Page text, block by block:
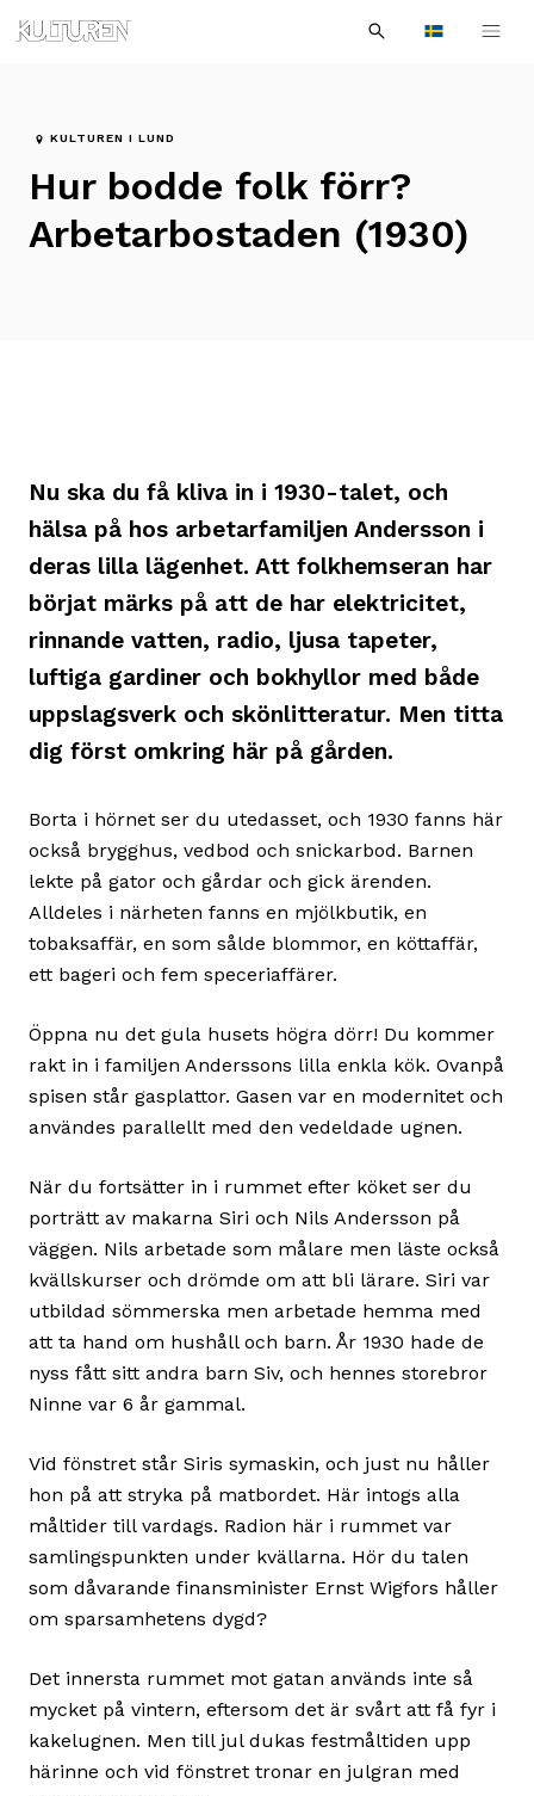
navigationen
innehållet
Languages
efter:
Sök
KULTUREN I LUND
Hur bodde folk förr?
Arbetarbostaden (1930)
Nu ska du få kliva in i 1930-talet, och
hälsa på hos arbetarfamiljen Andersson i
deras lilla lägenhet. Att folkhemseran har
börjat märks på att de har elektricitet,
rinnande vatten, radio, ljusa tapeter,
luftiga gardiner och bokhyllor med både
uppslagsverk och skönlitteratur. Men titta
dig först omkring här på gården.
Borta i hörnet ser du utedasset, och 1930 fanns här
också brygghus, vedbod och snickarbod. Barnen
lekte på gator och gårdar och gick ärenden.
Alldeles i närheten fanns en mjölkbutik, en
tobaksaffär, en som sålde blommor, en köttaffär,
ett bageri och fem speceriaffärer.
Öppna nu det gula husets högra dörr! Du kommer
rakt in i familjen Anderssons lilla enkla kök. Ovanpå
spisen står gasplattor. Gasen var en modernitet och
användes parallellt med den vedeldade ugnen.
När du fortsätter in i rummet efter köket ser du
porträtt av makarna Siri och Nils Andersson på
väggen. Nils arbetade som målare men läste också
kvällskurser och drömde om att bli lärare. Siri var
utbildad sömmerska men arbetade hemma med
att ta hand om hushåll och barn. År 1930 hade de
nyss fått sitt andra barn Siv, och hennes storebror
Ninne var 6 år gammal.
Vid fönstret står Siris symaskin, och just nu håller
hon på att stryka på matbordet. Här intogs alla
måltider till vardags. Radion här i rummet var
samlingspunkten under kvällarna. Hör du talen
som dåvarande finansminister Ernst Wigfors håller
om sparsamhetens dygd?
Det innersta rummet mot gatan används inte så
mycket på vintern, eftersom det är svårt att få fyr i
kakelugnen. Men till jul dukas festmåltiden upp
härinne och vid fönstret tronar en julgran med